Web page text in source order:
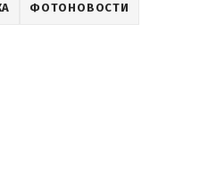
ФОТОНОВОСТИ